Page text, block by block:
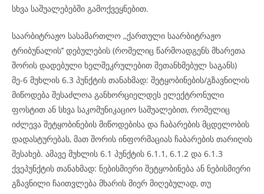
სხვა საშუალებებში გამოქვეყნებით.
საარბიტრაჟო სასამართლო ,,ქართული საარბიტრაჟო
ტრიბუნალის’’ დებულების (რომელიც წარმოადგენს მხარეთა
შორის დადებული ხელშეკრულებით შეთანხმებულ საგანს)
მე-6 მუხლის 6.3 პუნქტის თანახმად: შეტყობინების/გზავნილის
მიწოდება შესაძლოა განხორციელდეს ელექტრონული
ფოსტით ან სხვა საკომუნიკაციო საშუალებით, რომელიც
იძლევა შეტყობინების მიწოდებისა და ჩაბარების მცდელობის
დადასტურებას, მათ შორის ინფორმაციას ჩაბარების თარიღის
შესახებ. ამავე მუხლის 6.1 პუნქტის 6.1.1, 6.1.2 და 6.1.3
ქვეპუნქტის თანახმად: ნებისმიერი შეტყობინება ან ნებისმიერი
გზავნილი ჩაითვლება მხარის მიერ მიღებულად, თუ